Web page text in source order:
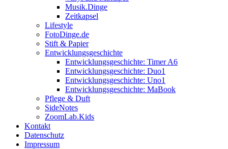
Musik.Dinge
Zeitkapsel
Lifestyle
FotoDinge.de
Stift & Papier
Entwicklungsgeschichte
Entwicklungsgeschichte: Timer A6
Entwicklungsgeschichte: Duo1
Entwicklungsgeschichte: Uno1
Entwicklungsgeschichte: MaBook
Pflege & Duft
SideNotes
ZoomLab.Kids
Kontakt
Datenschutz
Impressum